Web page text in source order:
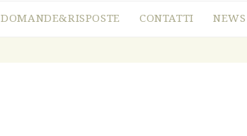
DOMANDE&RISPOSTE CONTATTI NEWS